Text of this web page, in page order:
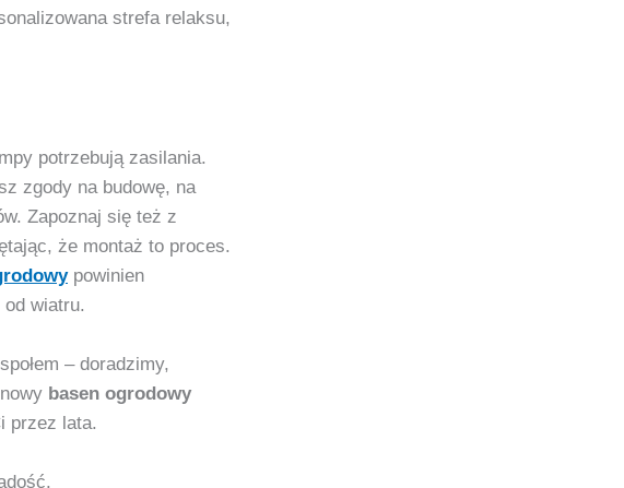
strefa relaksu,
potrzebują zasilania.
zgody na budowę, na
Zapoznaj się też z
że montaż to proces.
powinien
wiatru.
– doradzimy,
basen ogrodowy
przez lata.